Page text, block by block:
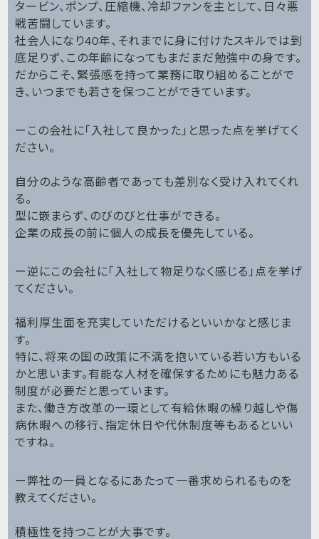
タービン、ポンプ、圧縮機、冷却ファンを主として、日々悪
戦苦闘しています。
社会人になり40年、それまでに身に付けたスキルでは到
底足りず、この年齢になってもまだまだ勉強中の身です。
だからこそ、緊張感を持って業務に取り組めることがで
き、いつまでも若さを保つことができています。
ーこの会社に「入社して良かった」と思った点を挙げてく
ださい。
自分のような高齢者であっても差別なく受け入れてくれ
る。
型に嵌まらず、のびのびと仕事ができる。
企業の成長の前に個人の成長を優先している。
ー逆にこの会社に「入社して物足りなく感じる」点を挙げ
てください。
福利厚生面を充実していただけるといいかなと感じま
す。
特に、将来の国の政策に不満を抱いている若い方もいる
かと思います。有能な人材を確保するためにも魅力ある
制度が必要だと思っています。
また、働き方改革の一環として有給休暇の繰り越しや傷
病休暇への移行、指定休日や代休制度等もあるといい
ですね。
ー弊社の一員となるにあたって一番求められるものを
教えてください。
積極性を持つことが大事です。